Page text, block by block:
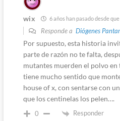
wix 6 años han pasado desde
Responde a Diógenes
Por supuesto, esta historia
parte de razón no te falta,
mutantes muerden el polvo
tiene mucho sentido que
house of x, con sentarse con
que los centinelas los pelen….
0 Responder